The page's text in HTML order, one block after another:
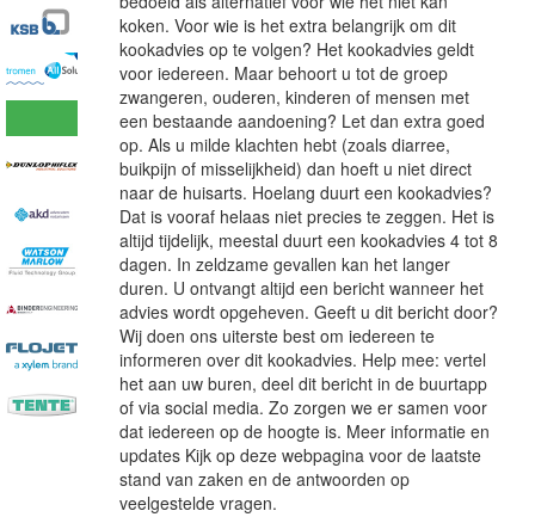
koken. Voor wie is het extra belangrijk om dit
kookadvies op te volgen? Het kookadvies geldt
voor iedereen. Maar behoort u tot de groep
zwangeren, ouderen, kinderen of mensen met
een bestaande aandoening? Let dan extra goed
op. Als u milde klachten hebt (zoals diarree,
buikpijn of misselijkheid) dan hoeft u niet direct
naar de huisarts. Hoelang duurt een kookadvies?
Dat is vooraf helaas niet precies te zeggen. Het is
altijd tijdelijk, meestal duurt een kookadvies 4 tot 8
dagen. In zeldzame gevallen kan het langer
duren. U ontvangt altijd een bericht wanneer het
advies wordt opgeheven. Geeft u dit bericht door?
Wij doen ons uiterste best om iedereen te
informeren over dit kookadvies. Help mee: vertel
het aan uw buren, deel dit bericht in de buurtapp
of via social media. Zo zorgen we er samen voor
dat iedereen op de hoogte is. Meer informatie en
updates Kijk op deze webpagina voor de laatste
stand van zaken en de antwoorden op
veelgestelde vragen.